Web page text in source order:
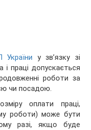
у зв’язку зі
і праці допускається
роботи за
чи посадою.
оплати праці,
роботи) може бути
разі, якщо буде